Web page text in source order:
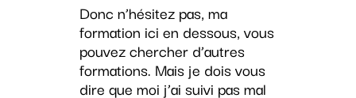
Donc n’hésitez pas, ma
formation ici en dessous, vous
pouvez chercher d’autres
formations. Mais je dois vous
dire que moi j’ai suivi pas mal